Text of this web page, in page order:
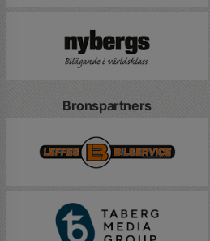
Bronspartners